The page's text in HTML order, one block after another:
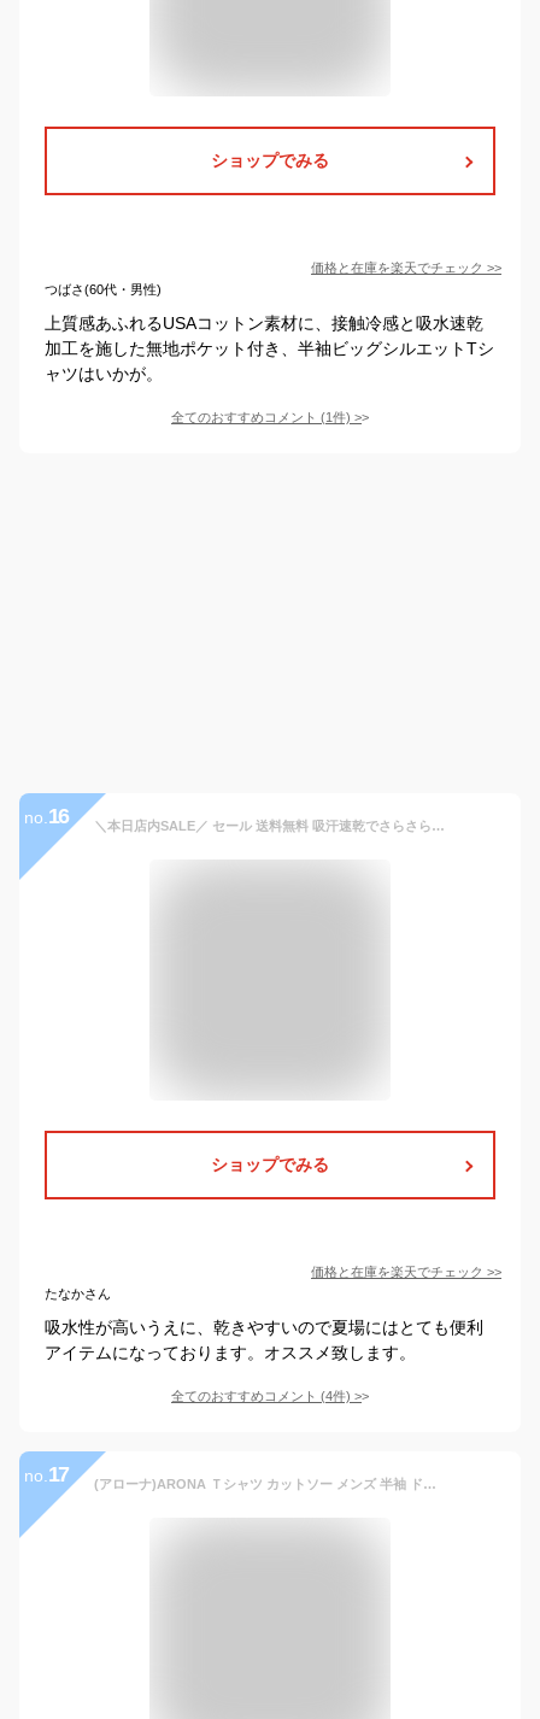
ショップでみる
価格と在庫を楽天でチェック >>
つばさ(60代・男性)
上質感あふれるUSAコットン素材に、接触冷感と吸水速乾
加工を施した無地ポケット付き、半袖ビッグシルエットTシ
ャツはいかが。
全てのおすすめコメント (1件) >
no. 16 ＼本日店内SALE／ セール 送料無料 吸汗速乾でさらさら快適！ 【S～5L】 ボタンダウンポロシャツ 大きいサイズ レディース メンズ 半袖 4.4オンス UVケア 紫外線対策 Tシャツ tシャツ クルーネック スポーツ 吸汗速乾 吸水速乾 LL 3L 4L 5L プレゼント メール便
ショップでみる
価格と在庫を楽天でチェック >>
たなかさん
吸水性が高いうえに、乾きやすいので夏場にはとても便利
アイテムになっております。オススメ致します。
全てのおすすめコメント (4件) >
no. 17 (アローナ)ARONA Ｔシャツ カットソー メンズ 半袖 ドライ 吸水 吸汗 速乾 アメカジ ミリタリー /M1.5/ Ｋ２ブラック M